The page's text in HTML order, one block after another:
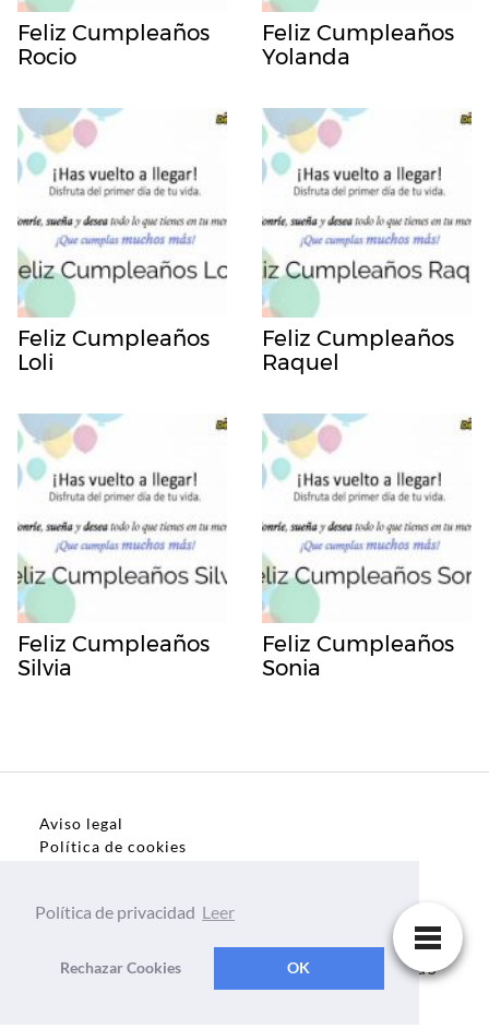
Feliz Cumpleaños
Rocio
Feliz Cumpleaños
Yolanda
Feliz Cumpleaños
Loli
Feliz Cumpleaños
Raquel
Feliz Cumpleaños
Silvia
Feliz Cumpleaños
Sonia
Aviso legal
Política de cookies
Dedicatorias, frases, textos para todo el mundo
Política de privacidad Leer
Rechazar Cookies OK